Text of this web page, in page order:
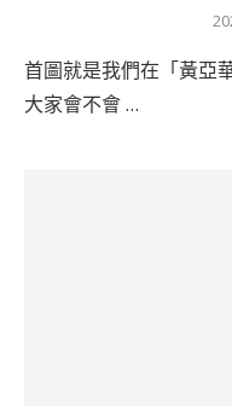
首圖就是我們在「黃亞
大家會不會 …